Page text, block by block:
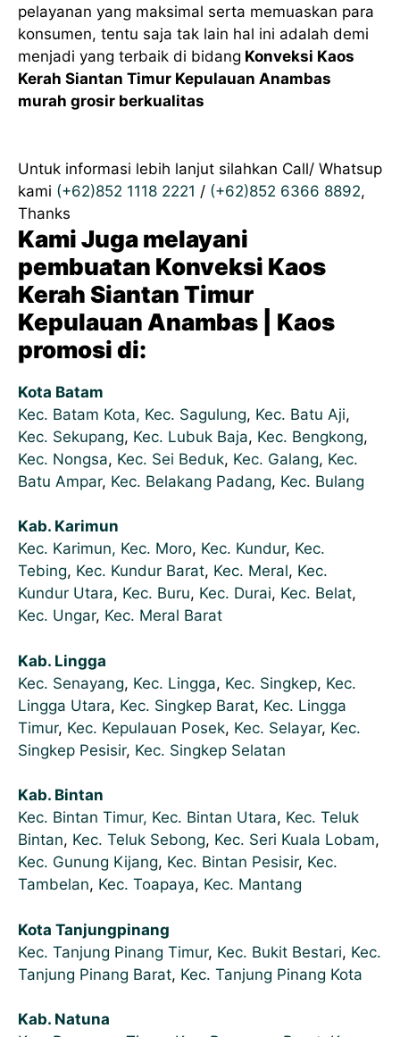
pelayanan yang maksimal serta memuaskan para
konsumen, tentu saja tak lain hal ini adalah demi
menjadi yang terbaik di bidang Konveksi Kaos
Kerah Siantan Timur Kepulauan Anambas
murah grosir berkualitas
Untuk informasi lebih lanjut silahkan Call/ Whatsup
kami (+62)852 1118 2221 / (+62)852 6366 8892,
Thanks
Kami Juga melayani
pembuatan Konveksi Kaos
Kerah Siantan Timur
Kepulauan Anambas | Kaos
promosi di:
Kota Batam
Kec. Batam Kota, Kec. Sagulung, Kec. Batu Aji,
Kec. Sekupang, Kec. Lubuk Baja, Kec. Bengkong,
Kec. Nongsa, Kec. Sei Beduk, Kec. Galang, Kec.
Batu Ampar, Kec. Belakang Padang, Kec. Bulang
Kab. Karimun
Kec. Karimun, Kec. Moro, Kec. Kundur, Kec.
Tebing, Kec. Kundur Barat, Kec. Meral, Kec.
Kundur Utara, Kec. Buru, Kec. Durai, Kec. Belat,
Kec. Ungar, Kec. Meral Barat
Kab. Lingga
Kec. Senayang, Kec. Lingga, Kec. Singkep, Kec.
Lingga Utara, Kec. Singkep Barat, Kec. Lingga
Timur, Kec. Kepulauan Posek, Kec. Selayar, Kec.
Singkep Pesisir, Kec. Singkep Selatan
Kab. Bintan
Kec. Bintan Timur, Kec. Bintan Utara, Kec. Teluk
Bintan, Kec. Teluk Sebong, Kec. Seri Kuala Lobam,
Kec. Gunung Kijang, Kec. Bintan Pesisir, Kec.
Tambelan, Kec. Toapaya, Kec. Mantang
Kota Tanjungpinang
Kec. Tanjung Pinang Timur, Kec. Bukit Bestari, Kec.
Tanjung Pinang Barat, Kec. Tanjung Pinang Kota
Kab. Natuna